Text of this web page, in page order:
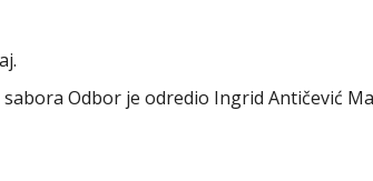
Odbor je odredio Ingrid Antičević